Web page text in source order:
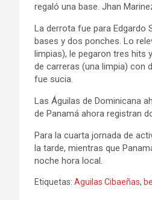
regaló una base. Jhan
La derrota fue para Edgardo
bases y dos ponches. Lo
limpias), le pegaron tres hits
de carreras (una limpia) con
fue sucia.
Las Águilas de Dominicana
de Panamá ahora registran
Para la cuarta jornada de
la tarde, mientras que
noche hora local.
Etiquetas: Aguilas Cibaeñas,